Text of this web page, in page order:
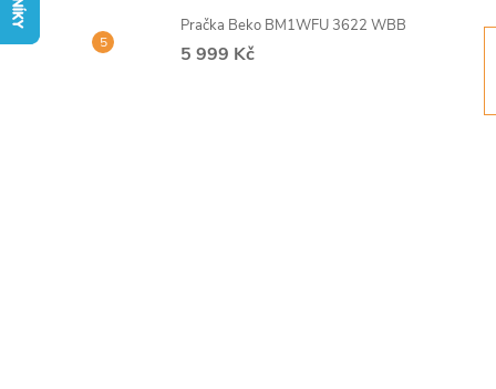
n
Pračka Beko BM1WFU 3622 WBB
5 999 Kč